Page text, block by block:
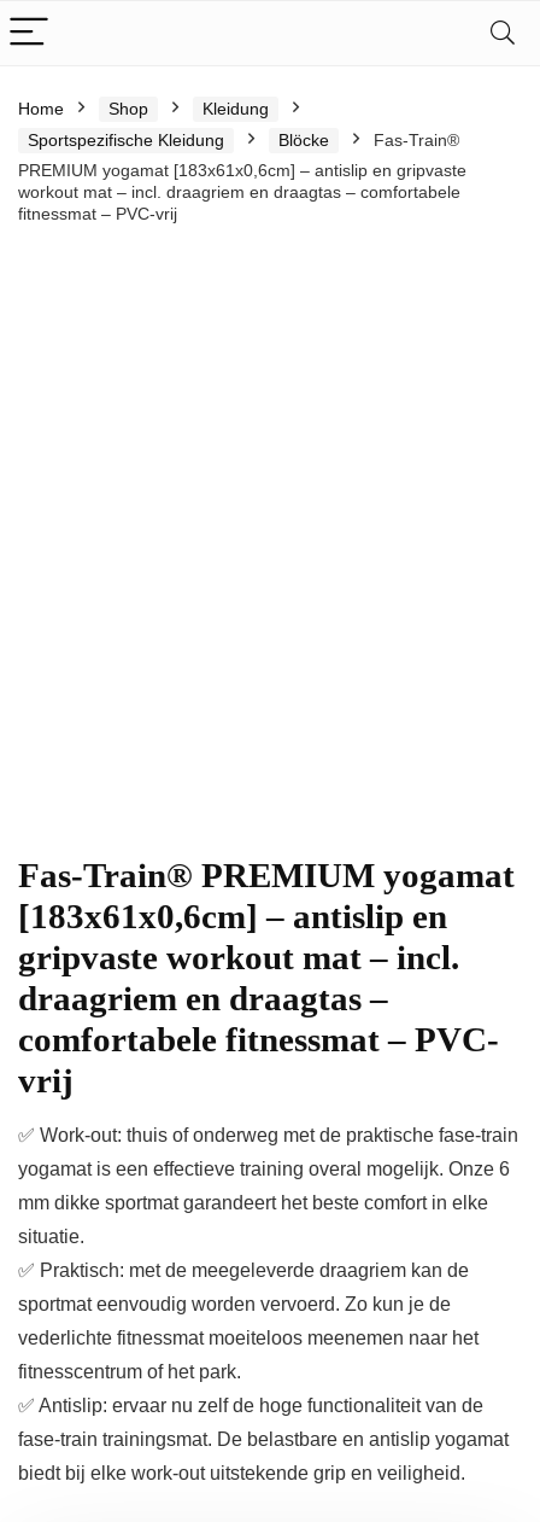
Home Shop
Kleidung
Sportspezifische Kleidung
Blöcke
Fas-Train®
PREMIUM yogamat [183x61x0,6cm] – antislip en gripvaste
workout mat – incl. draagriem en draagtas – comfortabele
fitnessmat – PVC-vrij
Fas-Train® PREMIUM yogamat
[183x61x0,6cm] – antislip en
gripvaste workout mat – incl.
draagriem en draagtas –
comfortabele fitnessmat – PVC-
vrij
✅ Work-out: thuis of onderweg met de praktische fase-train
yogamat is een effectieve training overal mogelijk. Onze 6
mm dikke sportmat garandeert het beste comfort in elke
situatie.
✅ Praktisch: met de meegeleverde draagriem kan de
sportmat eenvoudig worden vervoerd. Zo kun je de
vederlichte fitnessmat moeiteloos meenemen naar het
fitnesscentrum of het park.
✅ Antislip: ervaar nu zelf de hoge functionaliteit van de
fase-train trainingsmat. De belastbare en antislip yogamat
biedt bij elke work-out uitstekende grip en veiligheid.